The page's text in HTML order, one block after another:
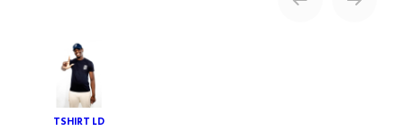
TSHIRT LD